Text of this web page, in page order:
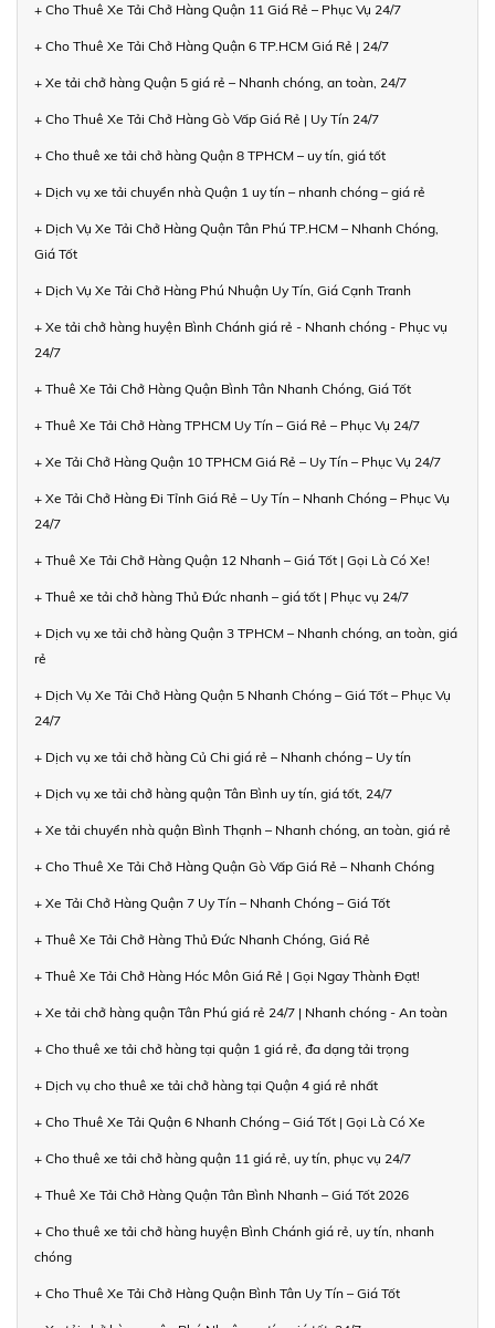
+ Cho Thuê Xe Tải Chở Hàng Quận 11 Giá Rẻ – Phục Vụ 24/7
+ Cho Thuê Xe Tải Chở Hàng Quận 6 TP.HCM Giá Rẻ | 24/7
+ Xe tải chở hàng Quận 5 giá rẻ – Nhanh chóng, an toàn, 24/7
+ Cho Thuê Xe Tải Chở Hàng Gò Vấp Giá Rẻ | Uy Tín 24/7
+ Cho thuê xe tải chở hàng Quận 8 TPHCM – uy tín, giá tốt
+ Dịch vụ xe tải chuyển nhà Quận 1 uy tín – nhanh chóng – giá rẻ
+ Dịch Vụ Xe Tải Chở Hàng Quận Tân Phú TP.HCM – Nhanh Chóng,
Giá Tốt
+ Dịch Vụ Xe Tải Chở Hàng Phú Nhuận Uy Tín, Giá Cạnh Tranh
+ Xe tải chở hàng huyện Bình Chánh giá rẻ - Nhanh chóng - Phục vụ
24/7
+ Thuê Xe Tải Chở Hàng Quận Bình Tân Nhanh Chóng, Giá Tốt
+ Thuê Xe Tải Chở Hàng TPHCM Uy Tín – Giá Rẻ – Phục Vụ 24/7
+ Xe Tải Chở Hàng Quận 10 TPHCM Giá Rẻ – Uy Tín – Phục Vụ 24/7
+ Xe Tải Chở Hàng Đi Tỉnh Giá Rẻ – Uy Tín – Nhanh Chóng – Phục Vụ
24/7
+ Thuê Xe Tải Chở Hàng Quận 12 Nhanh – Giá Tốt | Gọi Là Có Xe!
+ Thuê xe tải chở hàng Thủ Đức nhanh – giá tốt | Phục vụ 24/7
+ Dịch vụ xe tải chở hàng Quận 3 TPHCM – Nhanh chóng, an toàn, giá
rẻ
+ Dịch Vụ Xe Tải Chở Hàng Quận 5 Nhanh Chóng – Giá Tốt – Phục Vụ
24/7
+ Dịch vụ xe tải chở hàng Củ Chi giá rẻ – Nhanh chóng – Uy tín
+ Dịch vụ xe tải chở hàng quận Tân Bình uy tín, giá tốt, 24/7
+ Xe tải chuyển nhà quận Bình Thạnh – Nhanh chóng, an toàn, giá rẻ
+ Cho Thuê Xe Tải Chở Hàng Quận Gò Vấp Giá Rẻ – Nhanh Chóng
+ Xe Tải Chở Hàng Quận 7 Uy Tín – Nhanh Chóng – Giá Tốt
+ Thuê Xe Tải Chở Hàng Thủ Đức Nhanh Chóng, Giá Rẻ
+ Thuê Xe Tải Chở Hàng Hóc Môn Giá Rẻ | Gọi Ngay Thành Đạt!
+ Xe tải chở hàng quận Tân Phú giá rẻ 24/7 | Nhanh chóng - An toàn
+ Cho thuê xe tải chở hàng tại quận 1 giá rẻ, đa dạng tải trọng
+ Dịch vụ cho thuê xe tải chở hàng tại Quận 4 giá rẻ nhất
+ Cho Thuê Xe Tải Quận 6 Nhanh Chóng – Giá Tốt | Gọi Là Có Xe
+ Cho thuê xe tải chở hàng quận 11 giá rẻ, uy tín, phục vụ 24/7
+ Thuê Xe Tải Chở Hàng Quận Tân Bình Nhanh – Giá Tốt 2026
+ Cho thuê xe tải chở hàng huyện Bình Chánh giá rẻ, uy tín, nhanh
chóng
+ Cho Thuê Xe Tải Chở Hàng Quận Bình Tân Uy Tín – Giá Tốt